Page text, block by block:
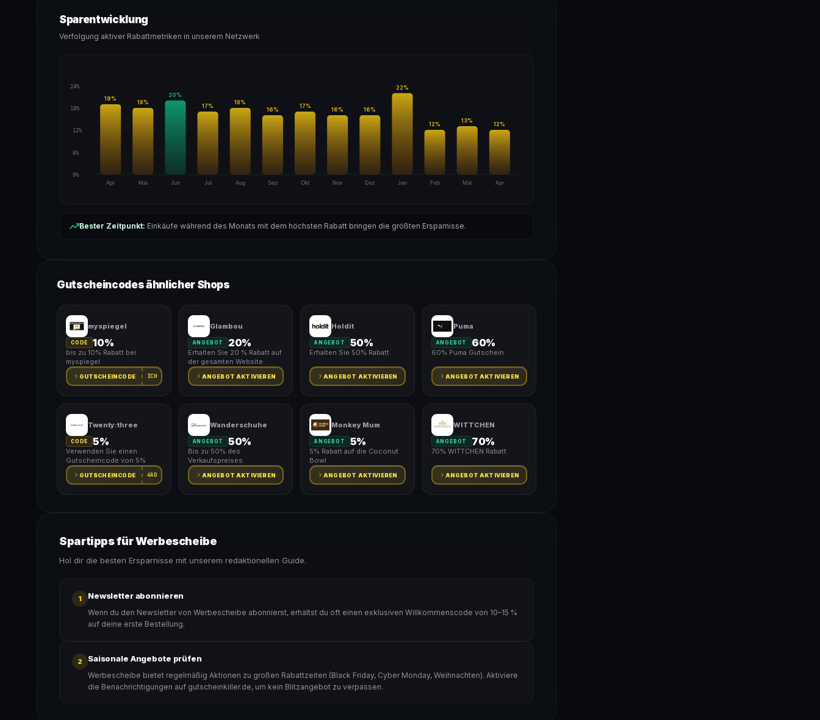
Sparentwicklung
Verfolgung aktiver Rabattmetriken in unserem Netzwerk
24%
18%
12%
6%
0%
Apr
19%
Mai
18%
Jun
20%
Jul
17%
Aug
18%
Sep
16%
Okt
17%
Nov
16%
Dez
16%
Jan
22%
Feb
12%
Mär
13%
Apr
12%
Bester Zeitpunkt: Einkäufe während des Monats mit dem höchsten Rabatt bringen die größten Ersparnisse.
Gutscheincodes ähnlicher Shops
myspiegel
CODE 10%
bis zu 10% Rabatt bei
myspiegel
GUTSCHEINCODE ICH
Glambou
ANGEBOT 20%
Erhalten Sie 20 % Rabatt auf
der gesamten Website.
ANGEBOT AKTIVIEREN
Holdit
ANGEBOT 50%
Erhalten Sie 50% Rabatt.
ANGEBOT AKTIVIEREN
Puma
ANGEBOT 60%
60% Puma Gutschein
ANGEBOT AKTIVIEREN
Twenty:three
CODE 5%
Verwenden Sie einen
Gutscheincode von 5%
GUTSCHEINCODE 4AD
Wanderschuhe
ANGEBOT 50%
Bis zu 50% des
Verkaufspreises
ANGEBOT AKTIVIEREN
Monkey Mum
ANGEBOT 5%
5% Rabatt auf die Coconut
Bowl
ANGEBOT AKTIVIEREN
WITTCHEN
ANGEBOT 70%
70% WITTCHEN Rabatt
ANGEBOT AKTIVIEREN
Spartipps für Werbescheibe
Hol dir die besten Ersparnisse mit unserem redaktionellen Guide.
1 Newsletter abonnieren
Wenn du den Newsletter von Werbescheibe abonnierst, erhältst du oft einen exklusiven Willkommenscode von 10–15 %
auf deine erste Bestellung.
2 Saisonale Angebote prüfen
Werbescheibe bietet regelmäßig Aktionen zu großen Rabattzeiten (Black Friday, Cyber Monday, Weihnachten). Aktiviere
die Benachrichtigungen auf gutscheinkiller.de, um kein Blitzangebot zu verpassen.